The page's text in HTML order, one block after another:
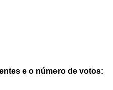
e o número de votos: